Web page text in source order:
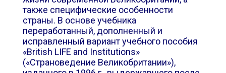
также специфические особенности
страны. В основе учебника
переработанный, дополненный и
исправленный вариант учебного пособия
«British LIFE and Institutions»
(«Страноведение Великобритании»),